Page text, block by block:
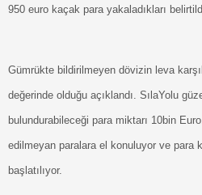
950 euro kaçak para yakaladıkları
Gümrükte bildirilmeyen dövizin leva
değerinde olduğu açıklandı. SılaYolu
bulundurabileceği para miktarı 10bin
edilmeyan paralara el konuluyor ve para
başlatılıyor.